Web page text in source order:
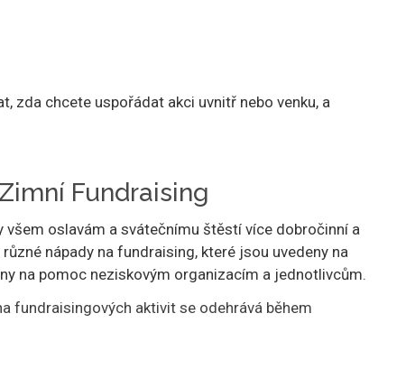
zda chcete uspořádat akci uvnitř nebo venku, a
Fundraising
všem oslavám a svátečnímu štěstí více dobročinní a
nápady na fundraising, které jsou uvedeny na
na pomoc neziskovým organizacím a jednotlivcům.
fundraisingových aktivit se odehrává během